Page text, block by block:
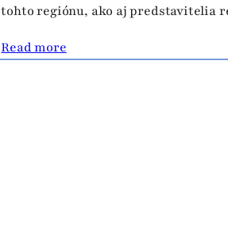
tohto regiónu, ako aj predstavitelia
Read more